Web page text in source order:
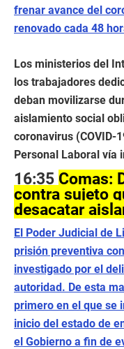
frenar avance del
renovado cada 48
Los ministerios del
los trabajadores
deban movilizarse
aislamiento social
coronavirus (COVID-
Personal Laboral vía
16:35 Comas:
contra sujeto
desacatar
El Poder Judicial de
prisión preventiva
investigado por el
autoridad. De esta
primero en el que se
inicio del estado de
el Gobierno a fin de